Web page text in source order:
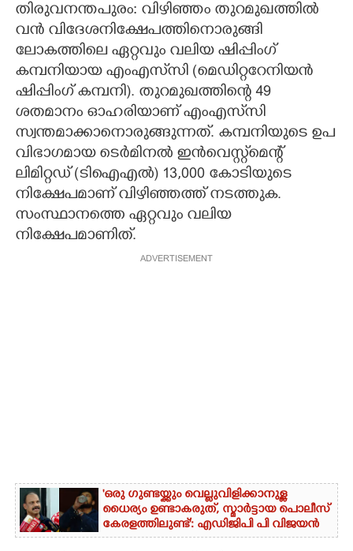
CONTACT US
തിരുവനന്തപുരം: വിഴിഞ്ഞം തുറമുഖത്തിൽ
വൻ വിദേശനിക്ഷേപത്തിനൊരുങ്ങി
ലോകത്തിലെ ഏറ്റവും വലിയ ഷിപ്പിംഗ്
കമ്പനിയായ എംഎസ്‌സി (മെഡിറ്ററേനിയൻ
ഷിപ്പിംഗ് കമ്പനി)​. തുറമുഖത്തിന്റെ 49
ശതമാനം ഓഹരിയാണ് എംഎസ്‌സി
സ്വന്തമാക്കാനൊരുങ്ങുന്നത്. കമ്പനിയുടെ ഉപ
വിഭാഗമായ ടെർമിനൽ ഇൻവെസ്റ്റ്മെന്റ്
ലിമിറ്റഡ് (ടിഐഎൽ)​ 13,000 കോടിയുടെ
നിക്ഷേപമാണ് വിഴിഞ്ഞത്ത് നടത്തുക.
സംസ്ഥാനത്തെ ഏറ്റവും വലിയ
നിക്ഷേപമാണിത്.
ADVERTISEMENT
'ഒരു ഗുണ്ടയ്ക്കും വെല്ലുവിളിക്കാനുള്ള
ധൈര്യം ഉണ്ടാകരുത്, സ്മാർട്ടായ പൊലീസ്
കേരളത്തിലുണ്ട്': എഡിജിപി പി വിജയൻ